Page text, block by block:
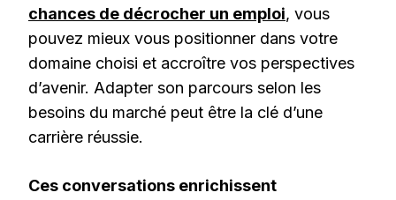
chances de décrocher un emploi, vous
pouvez mieux vous positionner dans votre
domaine choisi et accroître vos perspectives
d’avenir. Adapter son parcours selon les
besoins du marché peut être la clé d’une
carrière réussie.
Ces conversations enrichissent